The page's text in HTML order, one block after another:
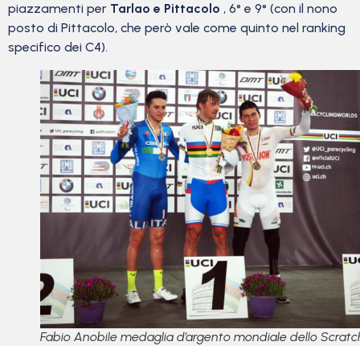
piazzamenti per Tarlao e Pittacolo , 6° e 9° (con il nono
posto di Pittacolo, che però vale come quinto nel ranking
specifico dei C4).
Fabio Anobile medaglia d’argento mondiale dello